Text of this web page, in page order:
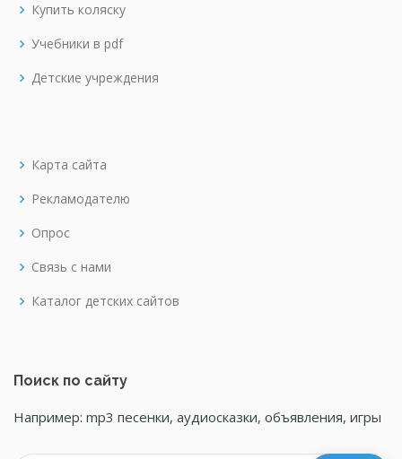
Купить коляску
Учебники в pdf
Детские учреждения
Карта сайта
Рекламодателю
Опрос
Связь с нами
Каталог детских сайтов
Поиск по сайту
Например: mp3 песенки, аудиосказки, объявления, игры